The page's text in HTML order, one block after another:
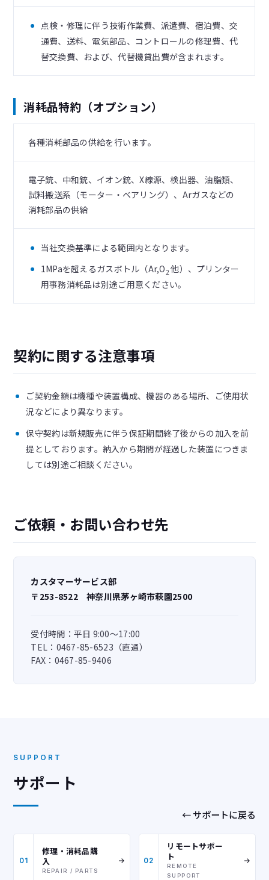
点検・修理に伴う技術作業費、派遣費、宿泊費、交
通費、送料、電気部品、コントロールの修理費、代
替交換費、および、代替機貸出費が含まれます。
消耗品特約（オプション）
各種消耗部品の供給を行います。
電子銃、中和銃、イオン銃、X線源、検出器、油脂類、
試料搬送系（モーター・ベアリング）、Arガスなどの
消耗部品の供給
当社交換基準による範囲内となります。
1MPaを超えるガスボトル（Ar,O2 他）、プリンター
用事務消耗品は別途ご用意ください。
契約に関する注意事項
ご契約金額は機種や装置構成、機器のある場所、ご使用状
況などにより異なります。
保守契約は新規販売に伴う保証期間終了後からの加入を前
提としております。納入から期間が経過した装置につきま
しては別途ご相談ください。
ご依頼・お問い合わせ先
カスタマーサービス部
〒253-8522 神奈川県茅ヶ崎市萩園2500
受付時間：平日 9:00～17:00
TEL：0467-85-6523（直通）
FAX：0467-85-9406
SUPPORT
サポート
← サポートに戻る
01
修理・消耗品購
入
REPAIR / PARTS
02
リモートサポー
ト
REMOTE
SUPPORT